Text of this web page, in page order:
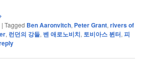
|Tagged Ben Aaronvitch, Peter Grant,rivers of
, 런던의 강들, 벤 애로노비치, 토비아스 뷘터,피